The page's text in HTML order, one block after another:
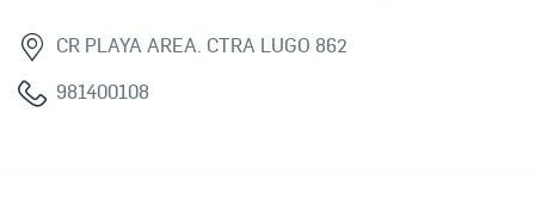
CR PLAYA AREA. CTRA LUGO 862
981400108